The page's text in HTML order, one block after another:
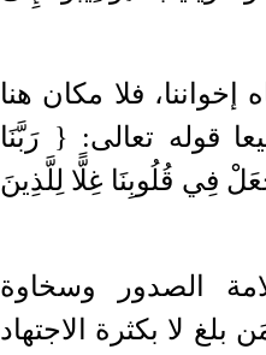
فلا مكان هنا
قوله تعالى: { رَبَّنَا
فِي قُلُوبِنَا غِلًّا لِلَّذِينَ
الصدور وسخاوة
لا بكثرة الاجتهاد